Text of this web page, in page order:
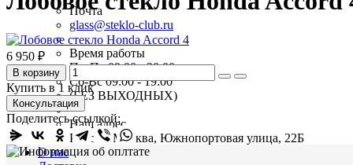
Почта
glass@steklo-club.ru
Время работы
Пн-Пт 09:00 - 20:00
Сб-Вс 09:00 - 19:00
(БЕЗ ВЫХОДНЫХ)
Наш адрес
Россия, Москва, Южнопортовая улица, 22Б
О нас
6 950 ₽
В корзину
Купить в 1 клик
Консультация
Поделитесь ссылкой: